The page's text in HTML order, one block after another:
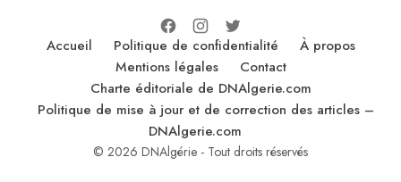
Accueil Politique de confidentialité
À propos
Mentions légales
Contact
Charte éditoriale de DNAlgerie.com
Politique de mise à jour et de correction des articles –
DNAlgerie.com
© 2026 DNAlgérie - Tout droits réservés